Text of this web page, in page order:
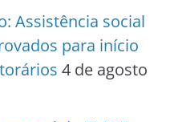
Assistência social
para início
4 de agosto